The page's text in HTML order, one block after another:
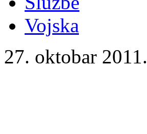
Vojska
27. oktobar 2011.